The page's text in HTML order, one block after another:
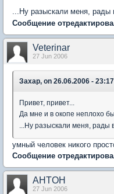
...Ну разыскали меня, рады
Сообщение
Veterinar
27 Jun 2006
Захар, on 26.06.2006 -
Привет, привет...
Да мне и в окопе неплохо
...Ну разыскали меня, рады
умный человек никого
Сообщение
AHTOH
27 Jun 2006